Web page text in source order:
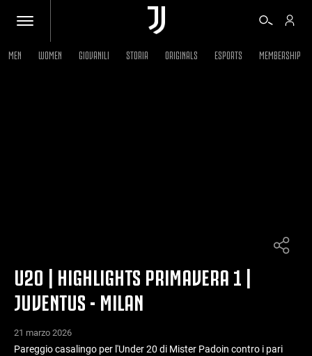
ALTRO
MEN WOMEN GIOVANILI STORIA ORIGINALS ESPORTS MEMBERSHIP
U20 | HIGHLIGHTS PRIMAVERA 1 |
JUVENTUS - MILAN
21 marzo 2026
Pareggio casalingo per l'Under 20 di Mister Padoin contro i pari